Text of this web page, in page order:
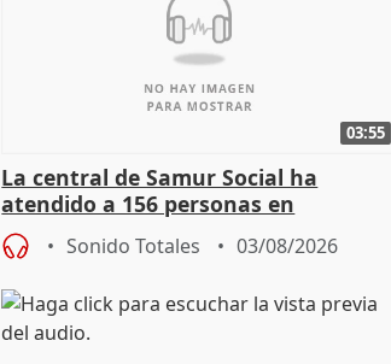
03:55
La central de Samur Social ha
atendido a 156 personas en
situación de calle durante Campaña
de CalorSonido Totales 03/08/2026